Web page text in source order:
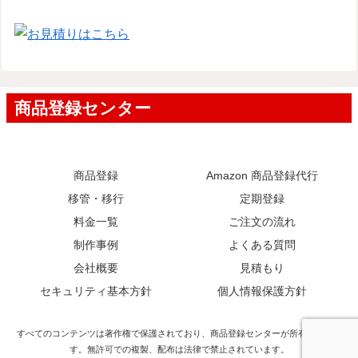
商品登録
Amazon 商品登録代行
移管・移行
定期登録
料金一覧
ご注文の流れ
制作事例
よくある質問
会社概要
見積もり
セキュリティ基本方針
個人情報保護方針
すべてのコンテンツは著作権で保護されており、商品登録センターが所有していま
す。無許可での複製、配布は法律で禁止されています。